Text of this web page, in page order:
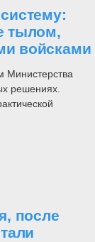
тылом,
войсками
Министерства
решениях.
после